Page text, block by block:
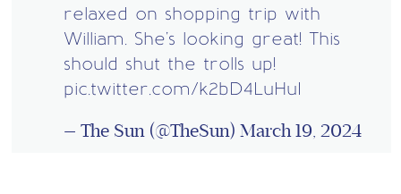
relaxed on shopping trip with
William. She's looking great! This
should shut the trolls up!
pic.twitter.com/k2bD4LuHuI
— The Sun (@TheSun) March 19, 2024